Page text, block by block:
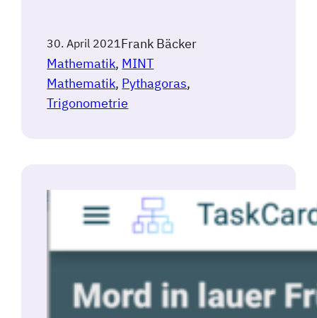
30. April 2021Frank Bäcker
Mathematik, MINT
Mathematik, Pythagoras
Trigonometrie